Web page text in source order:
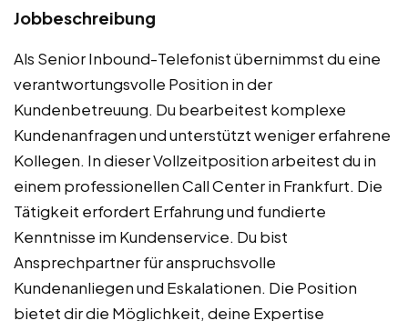
Jobbeschreibung
Als Senior Inbound-Telefonist übernimmst du eine
verantwortungsvolle Position in der
Kundenbetreuung. Du bearbeitest komplexe
Kundenanfragen und unterstützt weniger erfahrene
Kollegen. In dieser Vollzeitposition arbeitest du in
einem professionellen Call Center in Frankfurt. Die
Tätigkeit erfordert Erfahrung und fundierte
Kenntnisse im Kundenservice. Du bist
Ansprechpartner für anspruchsvolle
Kundenanliegen und Eskalationen. Die Position
bietet dir die Möglichkeit, deine Expertise